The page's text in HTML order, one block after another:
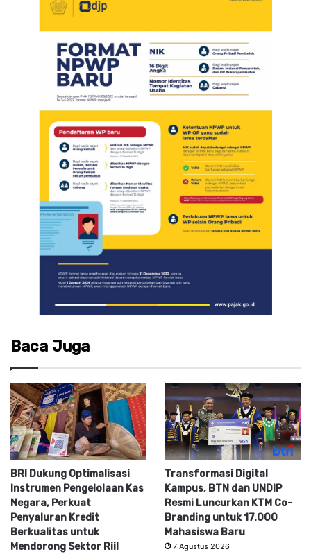
Baca Juga
BRI Dukung Optimalisasi
Instrumen Pengelolaan Kas
Negara, Perkuat
Penyaluran Kredit
Berkualitas untuk
Mendorong Sektor Riil
Transformasi Digital
Kampus, BTN dan UNDIP
Resmi Luncurkan KTM Co-
Branding untuk 17.000
Mahasiswa Baru
7 Agustus 2026